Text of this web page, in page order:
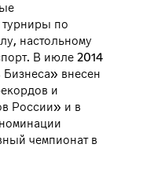
по
настольному
В июле 2014
внесен
и
России» и в
чемпионат в